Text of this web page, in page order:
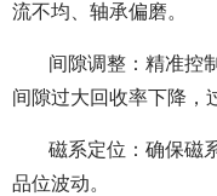
流不均、轴承偏磨。
间隙调整：精准控
间隙过大回收率下降，
磁系定位：确保磁
品位波动。